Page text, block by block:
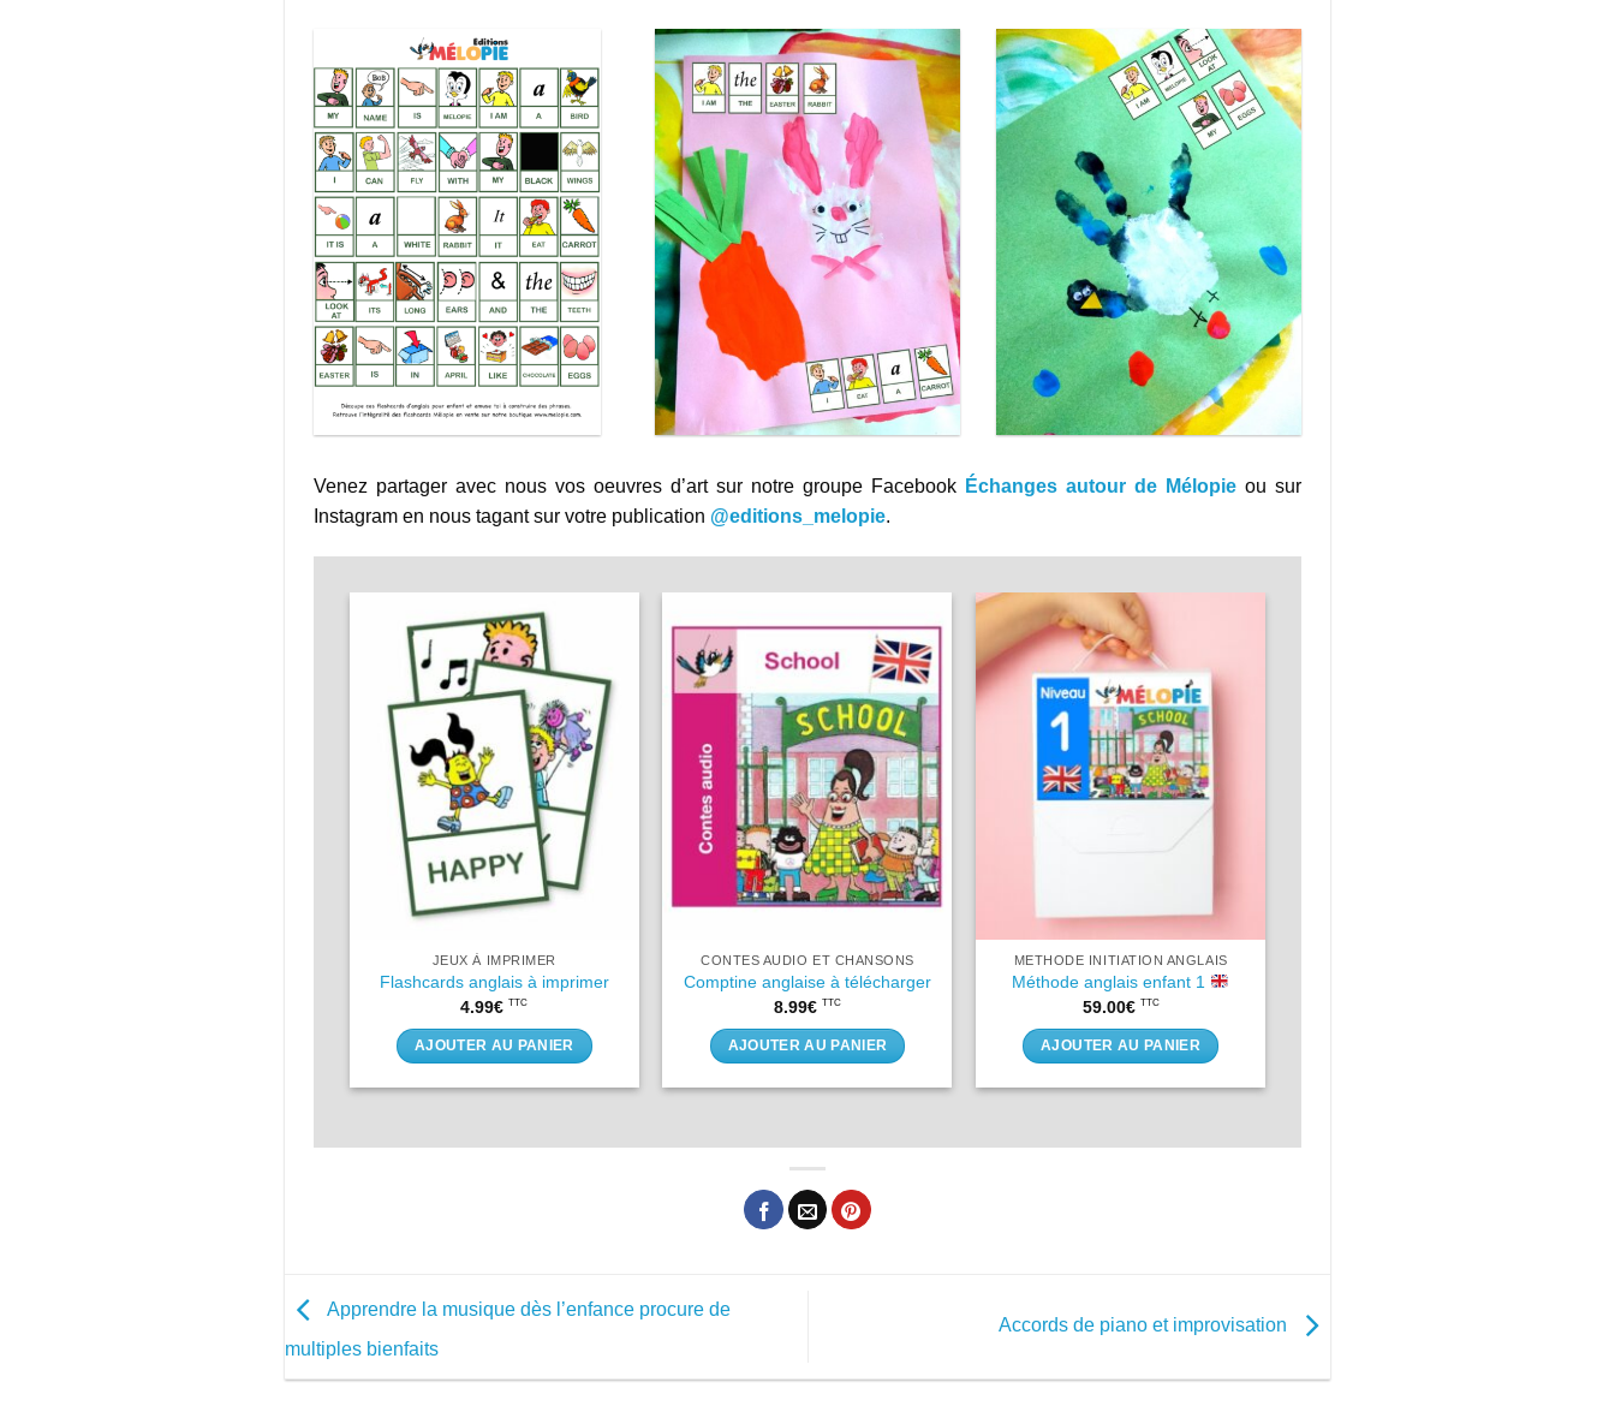
Venez partager avec nous vos oeuvres d’art sur notre groupe Facebook Échanges autour de Mélopie ou sur
Instagram en nous tagant sur votre publication @editions_melopie.
JEUX À IMPRIMER
Flashcards anglais à imprimer
4.99€ TTC
AJOUTER AU PANIER
CONTES AUDIO ET CHANSONS
Comptine anglaise à télécharger
8.99€ TTC
AJOUTER AU PANIER
METHODE INITIATION ANGLAIS
Méthode anglais enfant 1
59.00€ TTC
AJOUTER AU PANIER
Apprendre la musique dès l’enfance procure de
multiples bienfaits
Accords de piano et improvisation